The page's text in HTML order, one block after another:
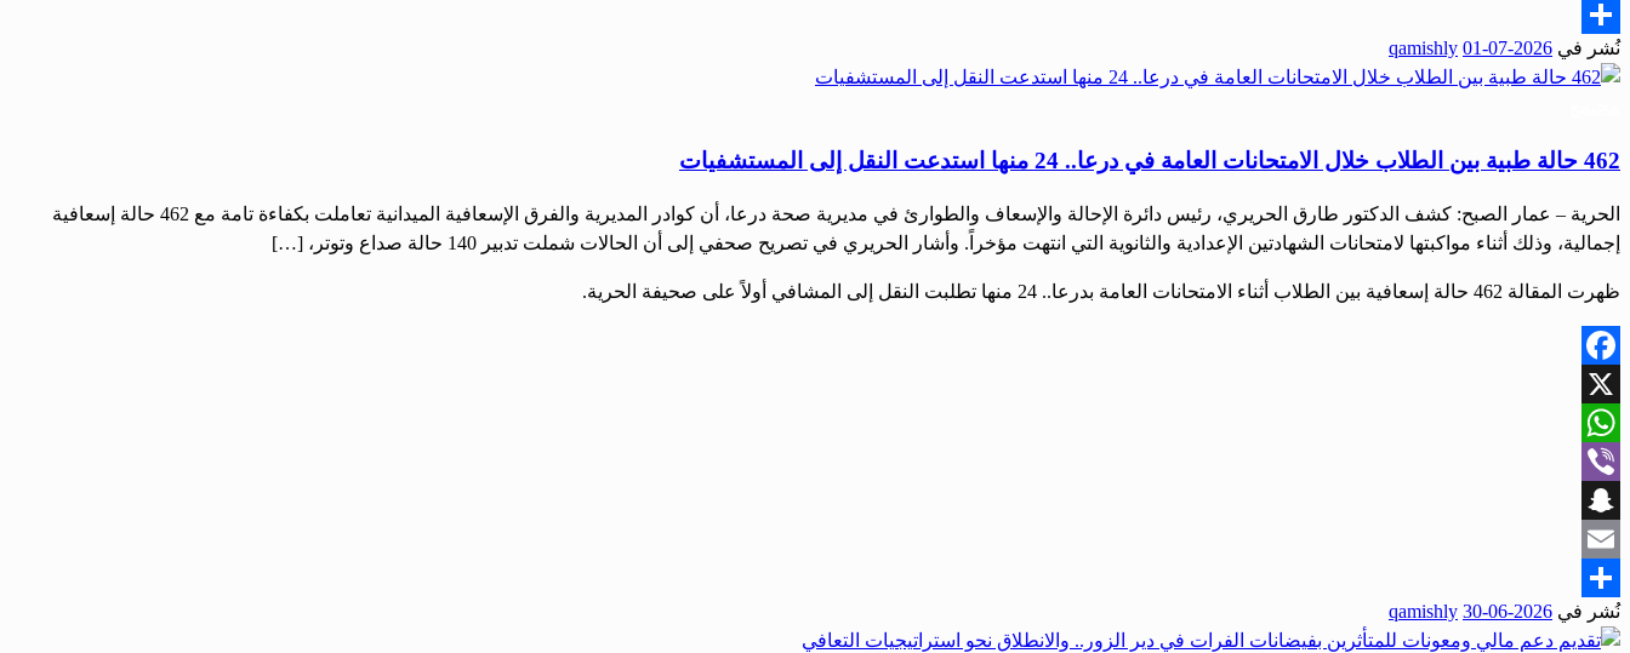
Email
Share
نُشر في 2026-07-01
qamishly
462 حالة طبية بين الطلاب خلال الامتحانات العامة في درعا.. 24 منها استدعت النقل إلى المستشفيات
الحرية – عمار الصبح: كشف الدكتور طارق الحريري، رئيس دائرة الإحالة والإسعاف والطوارئ في مديرية صحة درعا، أن كوادر المديرية والفرق الإسعافية الميدانية تعاملت بكفاءة تامة مع 462 حالة إسعافية
إجمالية، وذلك أثناء مواكبتها لامتحانات الشهادتين الإعدادية والثانوية التي انتهت مؤخراً. وأشار الحريري في تصريح صحفي إلى أن الحالات شملت تدبير 140 حالة صداع وتوتر، […]
ظهرت المقالة 462 حالة إسعافية بين الطلاب أثناء الامتحانات العامة بدرعا.. 24 منها تطلبت النقل إلى المشافي أولاً على صحيفة الحرية.
Facebook
X
WhatsApp
Viber
Snapchat
Email
Share
نُشر في 2026-06-30
qamishly